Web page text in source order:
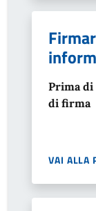
Prima
di firma
VAI ALLA